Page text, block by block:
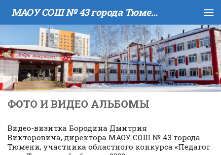
Skip to content МАОУ COШ № 43 города Тюмени имени В.И. Муравленко
ФОТО И ВИДЕО АЛЬБОМЫ
Видео-визитка Бородина Дмитрия
Викторовича, директора МАОУ СОШ № 43 города
Тюмени, участника областного конкурса «Педагог